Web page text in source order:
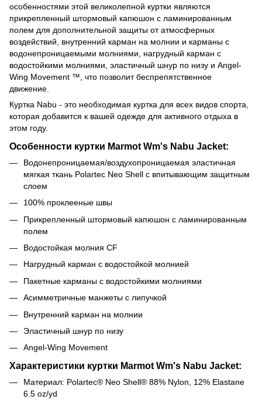
особенностями этой великолепной куртки являются
прикрепленный штормовый капюшон с ламинированным
полем для дополнительной защиты от атмосферных
воздействий, внутренний карман на молнии и карманы с
водонепроницаемыми молниями, нагрудный карман с
водостойкими молниями, эластичный шнур по низу и Angel-
Wing Movement ™, что позволит беспрепятственное
движение.
Куртка Nabu - это необходимая куртка для всех видов спорта,
которая добавится к вашей одежде для активного отдыха в
этом году.
Особенности куртки Marmot Wm's Nabu Jacket:
Водонепроницаемая/воздухопроницаемая эластичная
мягкая ткань Polartec Neo Shell с впитывающим защитным
слоем
100% проклееные швы
Прикрепленный штормовый капюшон с ламинированным
полем
Водостойкая молния CF
Нагрудный карман с водостойкой молнией
Пакетные карманы с водостойкими молниями
Асимметричные манжеты с липучкой
Внутренний карман на молнии
Эластичный шнур по низу
Angel-Wing Movement
Характеристики куртки Marmot Wm's Nabu Jacket:
Материал: Polartec® Neo Shell® 88% Nylon, 12% Elastane
6.5 oz/yd